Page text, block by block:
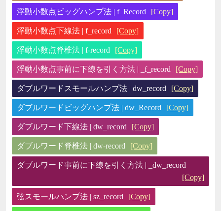
浮動小数点ビッグハンプ法 | f_Record [Copy]
浮動小数点下線法 | f_record [Copy]
浮動小数点脊椎法 | f-record [Copy]
浮動小数点事前に下線を引く方法 | _f_record [Copy]
ダブルワードスモールハンプ法 | dw_record [Copy]
ダブルワードビッグハンプ法 | dw_Record [Copy]
ダブルワード下線法 | dw_record [Copy]
ダブルワード脊椎法 | dw-record [Copy]
ダブルワード事前に下線を引く方法 | _dw_record
[Copy]
弦スモールハンプ法 | sz_record [Copy]